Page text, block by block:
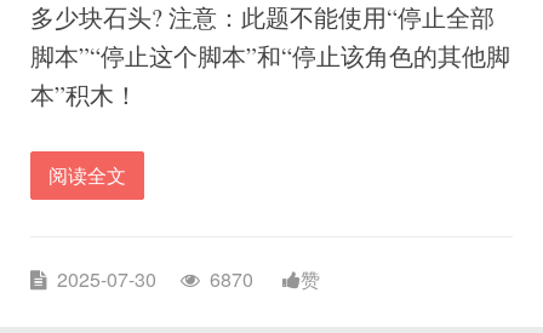
多少块⽯头? 注意：此题不能使⽤“停⽌全部
脚本”“停⽌这个脚本”和“停⽌该⾓⾊的其他脚
本”积⽊！
阅读全文
2025-07-30 6870 赞